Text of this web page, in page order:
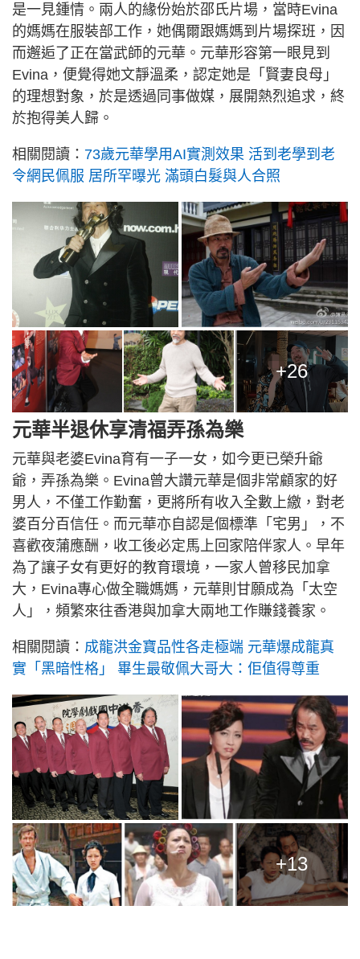
是一見鍾情。兩人的緣份始於邵氏片場，當時Evina
的媽媽在服裝部工作，她偶爾跟媽媽到片場探班，因
而邂逅了正在當武師的元華。元華形容第一眼見到
Evina，便覺得她文靜溫柔，認定她是「賢妻良母」
的理想對象，於是透過同事做媒，展開熱烈追求，終
於抱得美人歸。
相關閱讀： 73歲元華學用AI實測效果 活到老學到老
令網民佩服 居所罕曝光 滿頭白髮與人合照
+26
元華半退休享清福弄孫為樂
元華與老婆Evina育有一子一女，如今更已榮升爺
爺，弄孫為樂。Evina曾大讚元華是個非常顧家的好
男人，不僅工作勤奮，更將所有收入全數上繳，對老
婆百分百信任。而元華亦自認是個標準「宅男」，不
喜歡夜蒲應酬，收工後必定馬上回家陪伴家人。早年
為了讓子女有更好的教育環境，一家人曾移民加拿
大，Evina專心做全職媽媽，元華則甘願成為「太空
人」，頻繁來往香港與加拿大兩地工作賺錢養家。
相關閱讀： 成龍洪金寶品性各走極端 元華爆成龍真
實「黑暗性格」 畢生最敬佩大哥大：佢值得尊重
+13